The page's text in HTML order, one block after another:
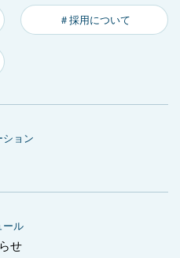
＃採用について
ション
ール
せ